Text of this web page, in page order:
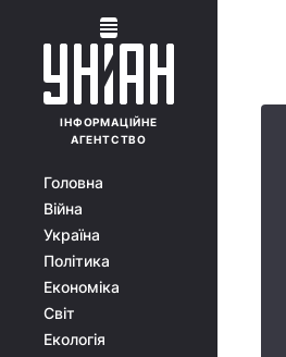
ІНФОРМАЦІЙНЕ
АГЕНТСТВО
Головна
Війна
Україна
Політика
Економіка
Світ
Екологія